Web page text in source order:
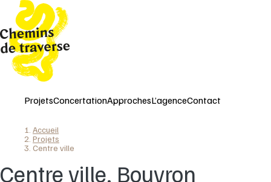
Aller
contenu
principal
ProjetsConcertationApprochesL’agenceContact
d'Ariane
Accueil
Projets
Centre ville
Centre ville, Bouvron